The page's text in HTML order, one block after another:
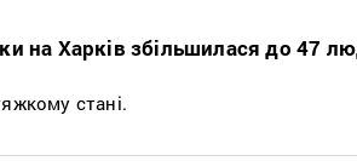
на Харків збільшилася до 47
стані.